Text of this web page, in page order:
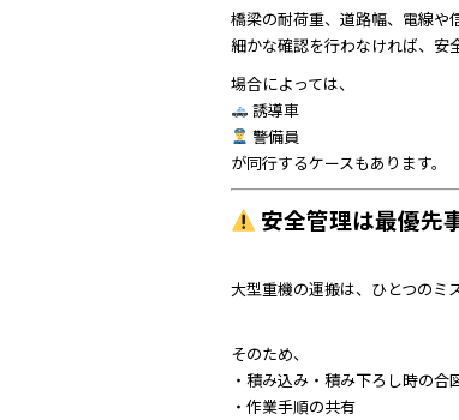
橋梁の耐荷重、道路幅、電線や
細かな確認を行わなければ、安
場合によっては、
誘導車
警備員
が同行するケースもあります。
安全管理は最優先
大型重機の運搬は、ひとつのミ
そのため、
・積み込み・積み下ろし時の合
・作業手順の共有